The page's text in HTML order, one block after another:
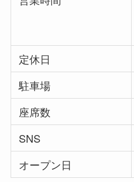
定休日
駐車場
座席数
SNS
オープン日